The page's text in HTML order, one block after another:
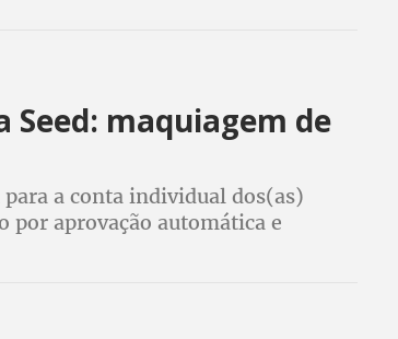
Seed: maquiagem de
a conta individual dos(as)
por aprovação automática e